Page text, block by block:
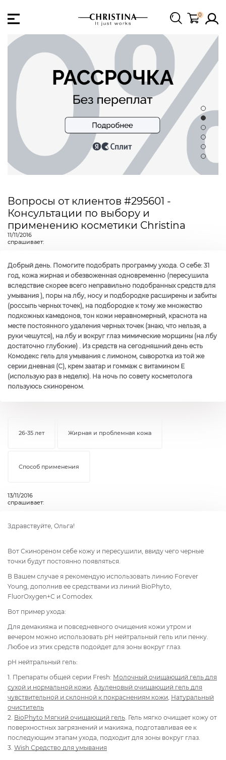
0
Вопросы от клиентов #295601 -
Консультации по выбору и
применению косметики Christina
11/11/2016
спрашивает:
Добрый день. Помогите подобрать программу ухода. О себе: 31
год, кожа жирная и обезвоженная одновременно (пересушила
вследствие скорее всего неправильно подобранных средств для
умывания ), поры на лбу, носу и подбородке расширены и забиты
(россыпь черных точек), на подбородке к тому же множество
подкожных камедонов, тон кожи неравномерный, краснота на
месте постоянного удаления черных точек (знаю, что нельзя, а
руки чешутся), на лбу и вокруг глаз мимические морщины (на лбу
достаточно глубокие) . Из средств на сегодняшний день есть
Комодекс гель для умывания с лимоном, сыворотка из той же
серии дневная (С), крем заатар и гоммаж с витамином Е
(использую раз в неделю). На ночь по совету косметолога
пользуюсь скинореном.
26-35 лет Жирная и проблемная кожа
Способ применения
13/11/2016
спрашивает:
Здравствуйте, Ольга!
Вот Скинореном себе кожу и пересушили, ввиду чего черные
точки будут постоянно появляться.
В Вашем случае я рекомендую использовать линию Forever
Young, дополнив ее средствами из линий BioPhyto,
FluorOxygen+C и Comodex.
Вот пример ухода:
Для демакияжа и повседневного очищения кожи утром и
вечером можно использовать рН нейтральный гель или пенку.
Любое из этих средств подойдет для зоны вокруг глаз.
рН нейтральный гель:
1. Препараты общей серии Fresh: Молочный очищающий гель для
сухой и нормальной кожи Азуленовый очищающий гель для
чувствительной и склонной к покраснениям кожи Натуральный
очиститель
2. BioPhyto Мягкий очищающий гель . Гель мягко очищает кожу от
поверхностных загрязнений и макияжа, подготавливая ее к
последующим этапам ухода, подходит для зоны вокруг глаз.
3. Wish Средство для умывания